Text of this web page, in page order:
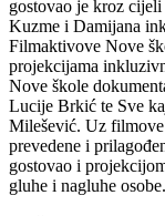
gostovao je kroz
Kuzme i Damijana
Filmaktivove Nove
projekcijama
Nove škole
Lucije Brkić te Sve
Milešević. Uz
prevedene i
gostovao i
gluhe i nagluhe osobe.